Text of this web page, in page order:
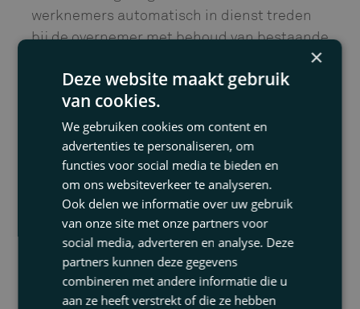
werknemers automatisch in dienst treden
bij de overnemer met behoud van bestaande
transitievergoeding bij einde
dienstverband). De verwachting is dat er een
sterke precedentwerking zal uitgaan van de
uitspraak van het Hof van Justitie en dat
rechtbanken voortaan zeer terughoudend
zullen zijn met het toestaan van de pre-
pack. Bovendien is de kans op een
succesvolle doorstart na een pre-pack een
stuk kleiner geworden wanneer de
doorstarter er rekening mee moet houden
dat al het personeel van de failliete
×
Deze website maakt gebruik
van cookies.
We gebruiken cookies om content en
advertenties te personaliseren, om
functies voor social media te bieden en
om ons websiteverkeer te analyseren.
Ook delen we informatie over uw gebruik
van onze site met onze partners voor
social media, adverteren en analyse. Deze
partners kunnen deze gegevens
combineren met andere informatie die u
aan ze heeft verstrekt of die ze hebben